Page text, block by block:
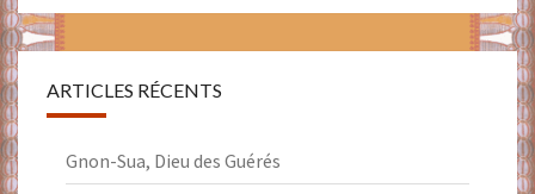
ARTICLES RÉCENTS
Gnon-Sua, Dieu des Guérés